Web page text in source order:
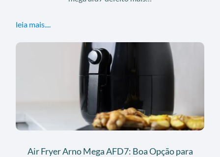
leia mais....
Air Fryer Arno Mega AFD7: Boa Opção para